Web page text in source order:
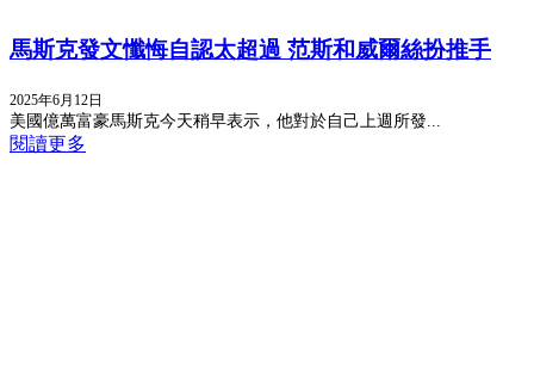
馬斯克發文懺悔自認太超過 范斯和威爾絲扮推手
2025年6月12日
美國億萬富豪馬斯克今天稍早表示，他對於自己上週所發...
閱讀更多